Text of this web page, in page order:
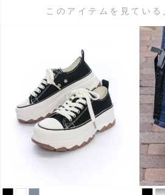
このアイテムを見ている